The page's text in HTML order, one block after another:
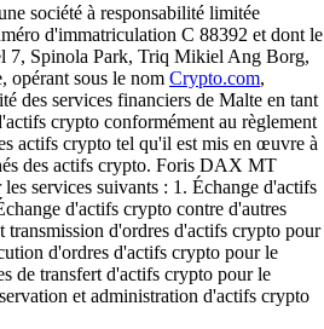
société à responsabilité limitée
d'immatriculation C 88392 et dont le
7, Spinola Park, Triq Mikiel Ang Borg,
opérant sous le nom Crypto.com,
des services financiers de Malte en tant
crypto conformément au règlement
actifs crypto tel qu'il est mis en œuvre à
des actifs crypto. Foris DAX MT
services suivants : 1. Échange d'actifs
d'actifs crypto contre d'autres
transmission d'ordres d'actifs crypto pour
d'ordres d'actifs crypto pour le
de transfert d'actifs crypto pour le
et administration d'actifs crypto